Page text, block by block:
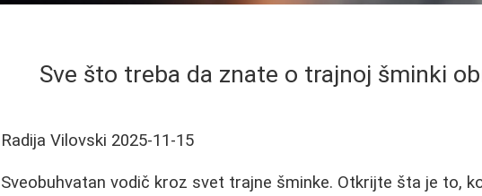
Sve što treba da znate o trajnoj šminki
Radija Vilovski 2025-11-15
Sveobuhvatan vodič kroz svet trajne šminke. Otkrijte šta je to,